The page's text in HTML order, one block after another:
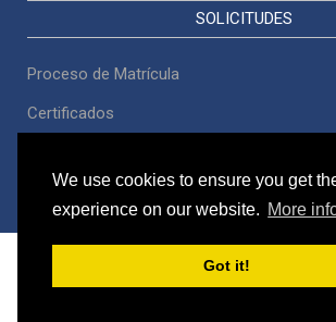
We use cookies to ensure you get
experience on our website. More
Got it!
SOLICITUDES
Proceso de Matrícula
Certificados
Grados
Copyright © 2019I. E. Pablo Emilio